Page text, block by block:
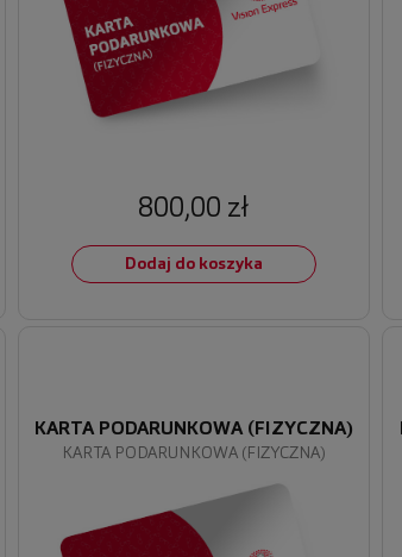
800,00 zł
Dodaj do koszyka
KARTA PODARUNKOWA (FIZYCZNA)
KARTA PODARUNKOWA (FIZYCZNA)